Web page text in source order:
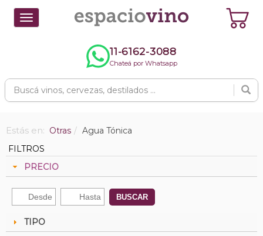
Toggle
navigation
11-6162-3088
Chateá por Whatsapp
Estás en: Otras
Agua Tónica
FILTROS
PRECIO
BUSCAR
TIPO